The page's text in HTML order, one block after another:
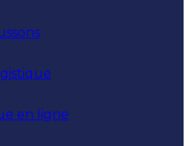
en ligne